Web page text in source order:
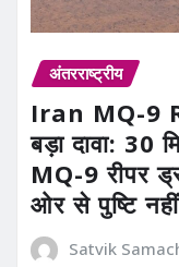
अंतरराष्ट्रीय
Iran MQ-9
बड़ा दावा: 30
MQ-9 रीपर
ओर से पुष्टि नहीं
Satvik